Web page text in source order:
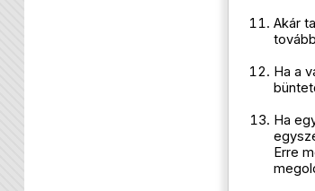
Akár
Ha a
Ha
Erre